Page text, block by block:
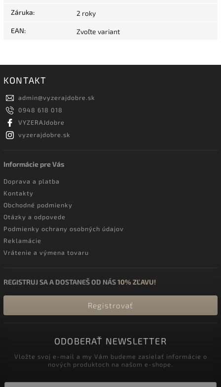
Záruka: 2 roky
EAN: Zvoľte variant
KONTAKT
admin@vyzerajdobre.sk
0948 618 018
VYZERAJdobre
vyzerajdobre.sk
Informácie pre Vás
Doprava a platba
Kontakty
Obchodné podmienky
Otázky a odpovede
Podmienky ochrany osobných údajov
Reklamácie
Vrátenie a výmena tovaru
REGISTRUJ SA A DOSTANEŠ OD NÁS10% ZĽAVU!
Registrovať
ODOBERAŤ NEWSLETTER
Vložte svoj e-mail a my Vám budeme zasielať informácie o
nových produktoch na našom e-shope.